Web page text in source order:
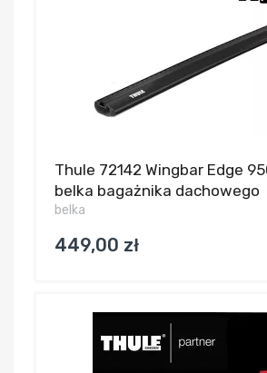
Thule 72142 Wingbar Edge
belka bagażnika dachowego
belka
449,00 zł